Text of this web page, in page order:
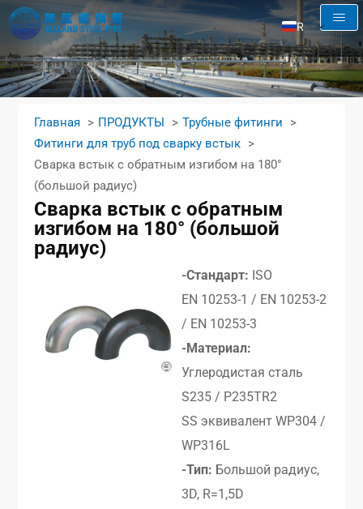
RU
EN
AR
Главная ПРОДУКТЫ
Трубные фитинги
Фитинги для труб под сварку встык
Сварка встык с обратным изгибом на 180°
(большой радиус)
Сварка встык с обратным
изгибом на 180° (большой
радиус)
-Стандарт: ISO
EN 10253-1 / EN 10253-2
/ EN 10253-3
-Материал:
Углеродистая сталь
S235 / P235TR2
SS эквивалент WP304 /
WP316L
-Тип: Большой радиус,
3D, R=1,5D